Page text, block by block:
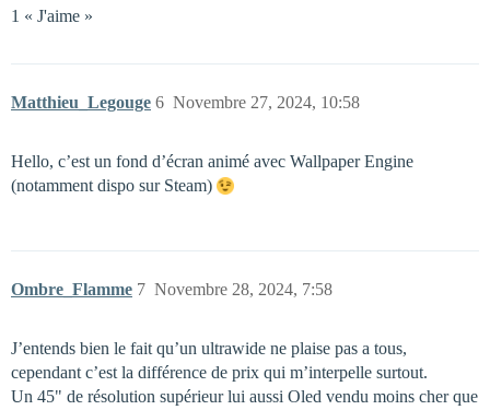
1 « J'aime »
Matthieu_Legouge Novembre 27, 2024, 10:58
6
Hello, c’est un fond d’écran animé avec Wallpaper Engine
(notamment dispo sur Steam)
Ombre_Flamme Novembre 28, 2024, 7:58
7
J’entends bien le fait qu’un ultrawide ne plaise pas a tous,
cependant c’est la différence de prix qui m’interpelle surtout.
Un 45" de résolution supérieur lui aussi Oled vendu moins cher que